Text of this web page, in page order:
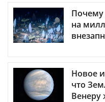
Почему
на
Новое
что